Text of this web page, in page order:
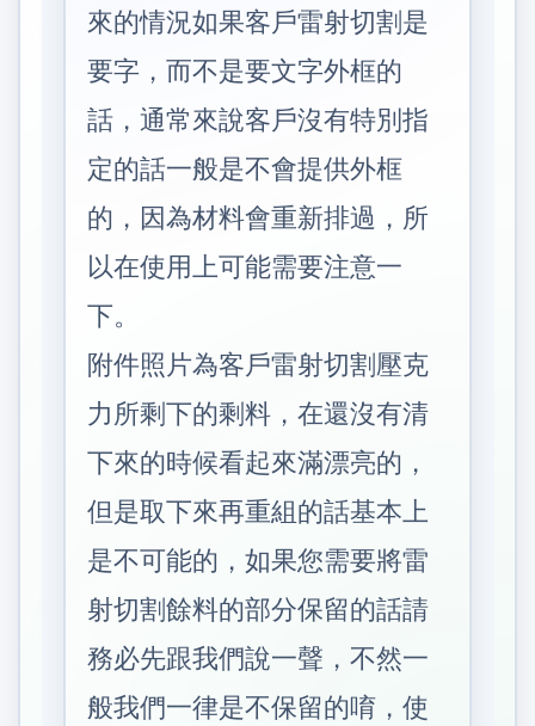
來的情況如果客戶雷射切割是
要字，而不是要文字外框的
話，通常來說客戶沒有特別指
定的話一般是不會提供外框
的，因為材料會重新排過，所
以在使用上可能需要注意一
下。
附件照片為客戶雷射切割壓克
力所剩下的剩料，在還沒有清
下來的時候看起來滿漂亮的，
但是取下來再重組的話基本上
是不可能的，如果您需要將雷
射切割餘料的部分保留的話請
務必先跟我們說一聲，不然一
般我們一律是不保留的唷，使